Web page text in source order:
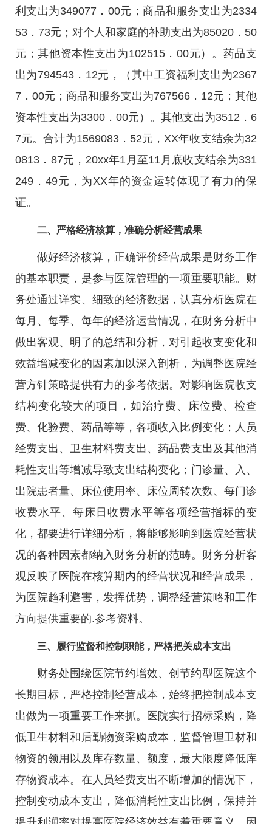
利支出为349077．00元；商品和服务支出为2334
53．73元；对个人和家庭的补助支出为85020．50
元；其他资本性支出为102515．00元）。药品支
出为794543．12元，（其中工资福利支出为2367
7．00元；商品和服务支出为767566．12元；其他
资本性支出为3300．00元）。其他支出为3512．6
7元。合计为1569083．52元，XX年收支结余为32
0813．87元，20xx年1月至11月底收支结余为331
249．49元，为XX年的资金运转体现了有力的保
证。
二、严格经济核算，准确分析经营成果
做好经济核算，正确评价经营成果是财务工作
的基本职责，是参与医院管理的一项重要职能。财
务处通过详实、细致的经济数据，认真分析医院在
每月、每季、每年的经济运营情况，在财务分析中
做出客观、明了的总结和分析，对引起收支变化和
效益增减变化的因素加以深入剖析，为调整医院经
营方针策略提供有力的参考依据。对影响医院收支
结构变化较大的项目，如治疗费、床位费、检查
费、化验费、药品等等，各项收入比例变化；人员
经费支出、卫生材料费支出、药品费支出及其他消
耗性支出等增减导致支出结构变化；门诊量、入、
出院患者量、床位使用率、床位周转次数、每门诊
收费水平、每床日收费水平等各项经营指标的变
化，都要进行详细分析，将能够影响到医院经营状
况的各种因素都纳入财务分析的范畴。财务分析客
观反映了医院在核算期内的经营状况和经营成果，
为医院趋利避害，发挥优势，调整经营策略和工作
方向提供重要的.参考资料。
三、履行监督和控制职能，严格把关成本支出
财务处围绕医院节约增效、创节约型医院这个
长期目标，严格控制经营成本，始终把控制成本支
出做为一项重要工作来抓。医院实行招标采购，降
低卫生材料和后勤物资采购成本，监督管理卫材和
物资的领用以及库存数量、额度，最大限度降低库
存物资成本。在人员经费支出不断增加的情况下，
控制变动成本支出，降低消耗性支出比例，保持并